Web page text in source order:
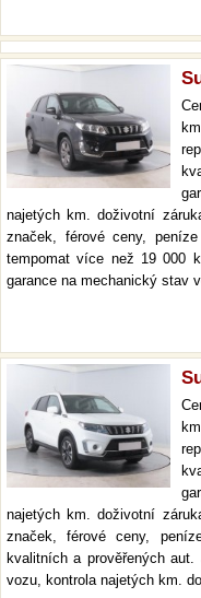
najetých km. doživotní
značek, férové ceny,
tempomat více než 19 000
garance na mechanický stav
najetých km. doživotní
značek, férové ceny,
kvalitních a prověřených
vozu, kontrola najetých km.